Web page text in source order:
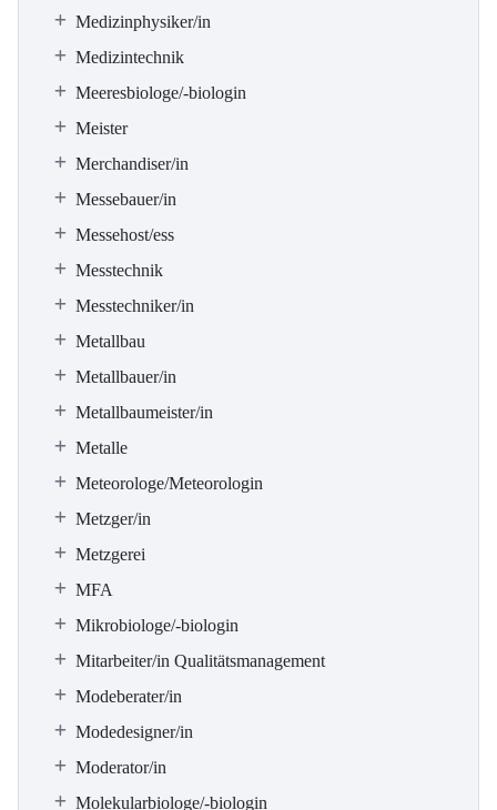
Medizinphysiker/in
Medizintechnik
Meeresbiologe/-biologin
Meister
Merchandiser/in
Messebauer/in
Messehost/ess
Messtechnik
Messtechniker/in
Metallbau
Metallbauer/in
Metallbaumeister/in
Metalle
Meteorologe/Meteorologin
Metzger/in
Metzgerei
MFA
Mikrobiologe/-biologin
Mitarbeiter/in Qualitätsmanagement
Modeberater/in
Modedesigner/in
Moderator/in
Molekularbiologe/-biologin